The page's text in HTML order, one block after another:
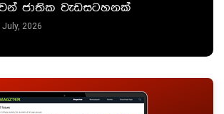
ජාතික වැඩසටහනක්
2026